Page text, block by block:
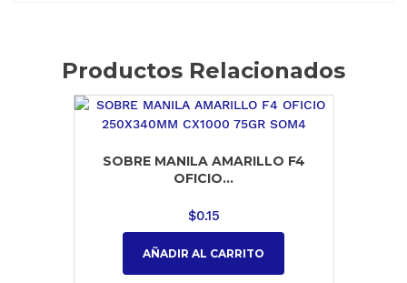
Productos Relacionados
SOBRE MANILA AMARILLO F4
OFICIO...
$0.15
AÑADIR AL CARRITO